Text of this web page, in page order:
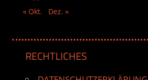
« Okt.
Dez. »
RECHTLICHES